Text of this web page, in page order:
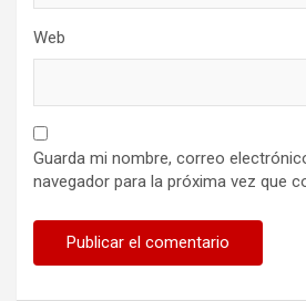
Web
Guarda mi nombre, correo
navegador para la próxima vez que